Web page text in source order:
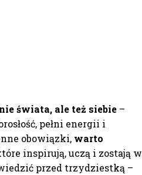
świata, ale też siebie –
pełni energii i
obowiązki, warto
inspirują, uczą i zostają w
przed trzydziestką –